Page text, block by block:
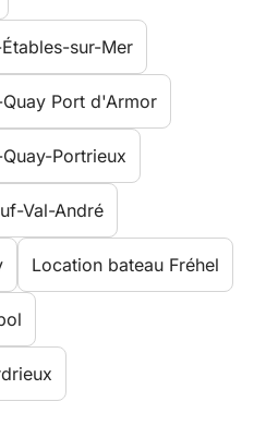
sur-Mer
Port d'Armor
Portrieux
Val-André
Location bateau Fréhel